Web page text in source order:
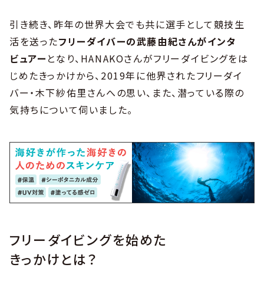
引き続き、昨年の世界大会でも共に選手として競技生
活を送ったフリーダイバーの武藤由紀さんがインタ
ビュアー となり、HANAKOさんがフリーダイビングをは
じめたきっかけから、2019年に他界されたフリーダイ
バー・木下紗佑里さんへの思い、また、潜っている際の
気持ちについて伺いました。
フリーダイビングを始めた
きっかけとは？